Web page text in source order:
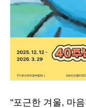
"포근한 겨울, 마